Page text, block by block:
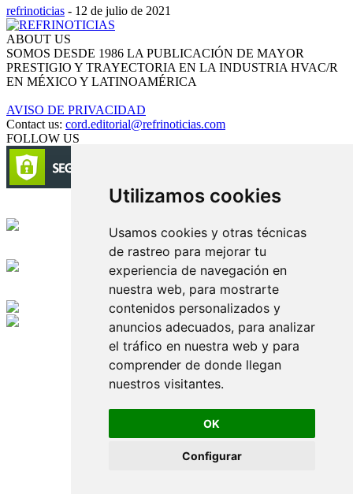
Utilizamos cookies
Usamos cookies y otras técnicas
de rastreo para mejorar tu
experiencia de navegación en
nuestra web, para mostrarte
contenidos personalizados y
anuncios adecuados, para analizar
el tráfico en nuestra web y para
comprender de donde llegan
nuestros visitantes.
OK
Configurar
refrinoticias - 12 de julio de 2021
ABOUT US
SOMOS DESDE 1986 LA PUBLICACIÓN DE MAYOR
PRESTIGIO Y TRAYECTORIA EN LA INDUSTRIA HVAC/R
EN MÉXICO Y LATINOAMÉRICA
AVISO DE PRIVACIDAD
Contact us: cord.editorial@refrinoticias.com
FOLLOW US
Edición digital con tecnología
Playa Revolcadero 222 Col. Reforma Iztaccihuatl Norte C.P. 08810
CIUDAD DE MEXICO
Conmutador CIUDAD DE MEXICO (+52) 555 740 4476, 555 740
© 2000-2026 BURO DE MERCADOTECNIA DEL CENTRO,
S.A. Todos los derechos reservados
Todos los nombres, marcas, logotipos, productos e imagenes
mencionados son propiedad de sus respectivos dueños
Prohibida la reproducción total o parcial de los contenidos aqui
publicados incluyendo cualquier medio electrónico o magnético